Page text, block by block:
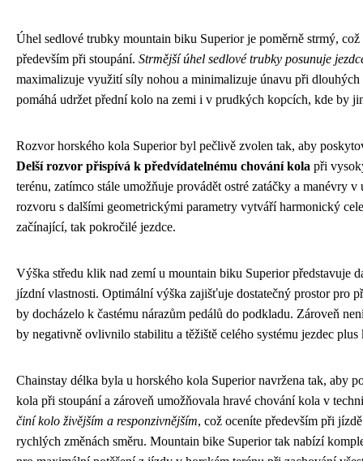
Úhel sedlové trubky mountain biku Superior je poměrně strmý,
především při stoupání. Strmější úhel sedlové trubky posunuje
maximalizuje využití síly nohou a minimalizuje únavu při dlouhých
pomáhá udržet přední kolo na zemi i v prudkých kopcích, kde by
Rozvor horského kola Superior byl pečlivě zvolen tak, aby
Delší rozvor přispívá k předvídatelnému chování kola při
terénu, zatímco stále umožňuje provádět ostré zatáčky a manévry
rozvoru s dalšími geometrickými parametry vytváří harmonický
začínající, tak pokročilé jezdce.
Výška středu klik nad zemí u mountain biku Superior představuje
jízdní vlastnosti. Optimální výška zajišťuje dostatečný prostor pro
by docházelo k častému nárazům pedálů do podkladu. Zároveň
by negativně ovlivnilo stabilitu a těžiště celého systému jezdec plus
Chainstay délka byla u horského kola Superior navržena tak, aby
kola při stoupání a zároveň umožňovala hravé chování kola v
činí kolo živějším a responzivnějším, což oceníte především při
rychlých změnách směru. Mountain bike Superior tak nabízí